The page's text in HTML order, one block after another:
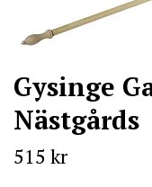
Gysinge
Nästgårds
515 kr